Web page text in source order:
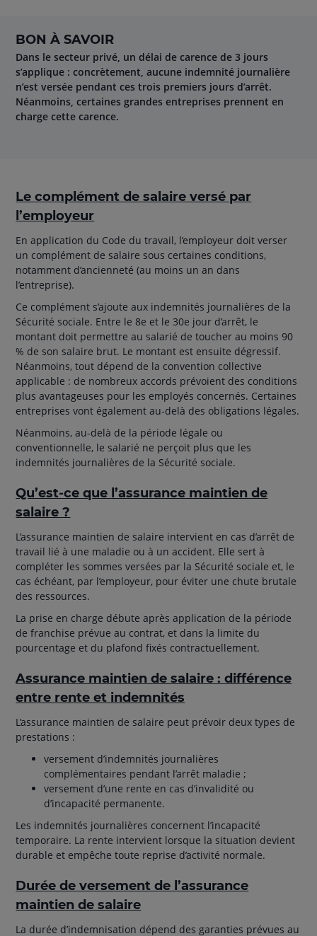
BON À SAVOIR
Dans le secteur privé, un délai de carence de 3 jours
s’applique : concrètement, aucune indemnité journalière
n’est versée pendant ces trois premiers jours d’arrêt.
Néanmoins, certaines grandes entreprises prennent en
charge cette carence.
Le complément de salaire versé par
l’employeur
En application du Code du travail, l’employeur doit verser
un complément de salaire sous certaines conditions,
notamment d’ancienneté (au moins un an dans
l’entreprise).
Ce complément s’ajoute aux indemnités journalières de la
Sécurité sociale. Entre le 8e et le 30e jour d’arrêt, le
montant doit permettre au salarié de toucher au moins 90
% de son salaire brut. Le montant est ensuite dégressif.
Néanmoins, tout dépend de la convention collective
applicable : de nombreux accords prévoient des conditions
plus avantageuses pour les employés concernés. Certaines
entreprises vont également au-delà des obligations légales.
Néanmoins, au-delà de la période légale ou
conventionnelle, le salarié ne perçoit plus que les
indemnités journalières de la Sécurité sociale.
Qu’est-ce que l’assurance maintien de
salaire ?
L’assurance maintien de salaire intervient en cas d’arrêt de
travail lié à une maladie ou à un accident. Elle sert à
compléter les sommes versées par la Sécurité sociale et, le
cas échéant, par l’employeur, pour éviter une chute brutale
des ressources.
La prise en charge débute après application de la période
de franchise prévue au contrat, et dans la limite du
pourcentage et du plafond fixés contractuellement.
Assurance maintien de salaire : différence
entre rente et indemnités
L’assurance maintien de salaire peut prévoir deux types de
prestations :
versement d’indemnités journalières
complémentaires pendant l’arrêt maladie ;
versement d’une rente en cas d’invalidité ou
d’incapacité permanente.
Les indemnités journalières concernent l’incapacité
temporaire. La rente intervient lorsque la situation devient
durable et empêche toute reprise d’activité normale.
Durée de versement de l’assurance
maintien de salaire
La durée d’indemnisation dépend des garanties prévues au